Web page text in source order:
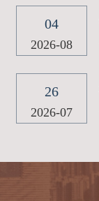
04
2026-08
26
2026-07